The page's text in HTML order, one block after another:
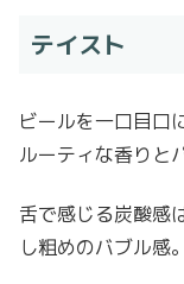
テイスト
ビールを一口目口
ルーティな香りと
舌で感じる炭酸感
し粗めのバブル感。